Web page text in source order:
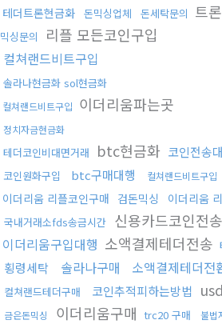
테더트론현금화 돈믹싱업체 돈세탁문의 트
믹싱문의
리플 모든코인구입
컬쳐랜드비트구입
솔라나현금화 sol현금화
컬쳐랜드비트구입 이더리움파는곳
정치자금현금화
테더코인비대면거래 btc현금화 코인전송
코인원화구입 btc구매대행 컬쳐랜드비트구입
이더리움 리플코인구매 검돈믹싱 이더리움
국내거래소fds송금시간 신용카드코인전송
이더리움구입대행 소액결제테더전송
횡령세탁 솔라나구매 소액결제테더전
컬쳐랜드테더구매 코인추적피하는방법
금은돈믹싱
이더리움구매 trc20 구매 불법